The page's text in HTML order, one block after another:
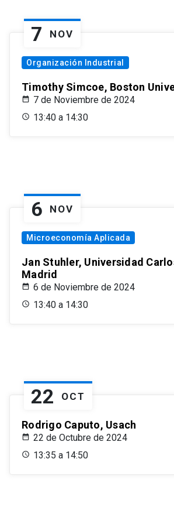
7 NOV
Organización Industrial
Timothy Simcoe, Boston
7 de Noviembre de 2024
13:40 a 14:30
6 NOV
Microeconomía Aplicada
Jan Stuhler, Universidad
Madrid
6 de Noviembre de 2024
13:40 a 14:30
22 OCT
Rodrigo Caputo, Usach
22 de Octubre de 2024
13:35 a 14:50